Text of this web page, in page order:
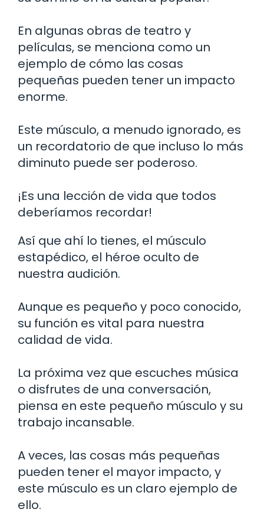
En algunas obras de teatro y
películas, se menciona como un
ejemplo de cómo las cosas
pequeñas pueden tener un impacto
enorme.
Este músculo, a menudo ignorado, es
un recordatorio de que incluso lo más
diminuto puede ser poderoso.
¡Es una lección de vida que todos
deberíamos recordar!
Así que ahí lo tienes, el músculo
estapédico, el héroe oculto de
nuestra audición.
Aunque es pequeño y poco conocido,
su función es vital para nuestra
calidad de vida.
La próxima vez que escuches música
o disfrutes de una conversación,
piensa en este pequeño músculo y su
trabajo incansable.
A veces, las cosas más pequeñas
pueden tener el mayor impacto, y
este músculo es un claro ejemplo de
ello.